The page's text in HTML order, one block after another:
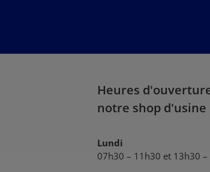
Heures
notre shop d'usine
Lundi
07h30 – 11h30 et 13h30